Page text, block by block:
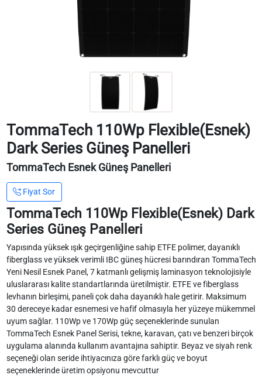
TommaTech 110Wp Flexible(Esnek)
Dark Series Güneş Panelleri
TommaTech Esnek Güneş Panelleri
Fiyat Sor
TommaTech 110Wp Flexible(Esnek) Dark
Series Güneş Panelleri
Yapısında yüksek ışık geçirgenliğine sahip ETFE polimer, dayanıklı
fiberglass ve yüksek verimli IBC güneş hücresi barındıran TommaTech
Yeni Nesil Esnek Panel, 7 katmanlı gelişmiş laminasyon teknolojisiyle
uluslararası kalite standartlarında üretilmiştir. ETFE ve fiberglass
levhanın birleşimi, paneli çok daha dayanıklı hale getirir. Maksimum
30 dereceye kadar esnemesi ve hafif olmasıyla her yüzeye mükemmel
uyum sağlar. 110Wp ve 170Wp güç seçeneklerinde sunulan
TommaTech Esnek Panel Serisi, tekne, karavan, çatı ve benzeri birçok
uygulama alanında kullanım avantajına sahiptir. Beyaz ve siyah renk
seçeneği olan seride ihtiyacınıza göre farklı güç ve boyut
seçeneklerinde üretim opsiyonu mevcuttur